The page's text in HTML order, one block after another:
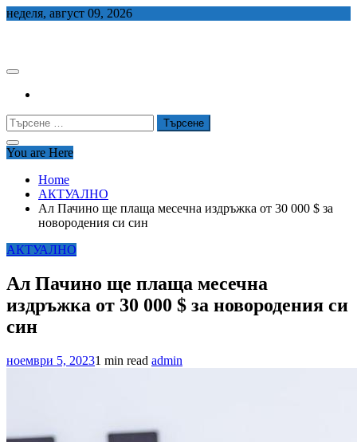
Skip
неделя, август 09, 2026
Търсене
за:
You are Here
Home
АКТУАЛНО
Ал Пачино ще плаща месечна издръжка от 30 000 $ за
новородения си син
АКТУАЛНО
Ал Пачино ще плаща месечна
издръжка от 30 000 $ за новородения си
син
ноември 5, 20231 min read admin